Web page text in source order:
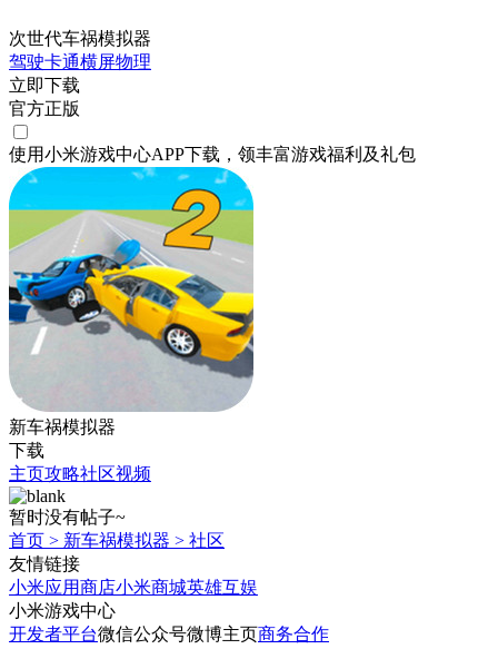
次世代车祸模拟器
驾驶卡通横屏物理
立即下载
官方正版
使用小米游戏中心APP下载 ，领丰富游戏福利 及礼包
新车祸模拟器
下载
主页攻略社区视频
暂时没有帖子~
首页 > 新车祸模拟器 > 社区
友情链接
小米应用商店小米商城英雄互娱
小米游戏中心
开发者平台微信公众号微博主页商务合作